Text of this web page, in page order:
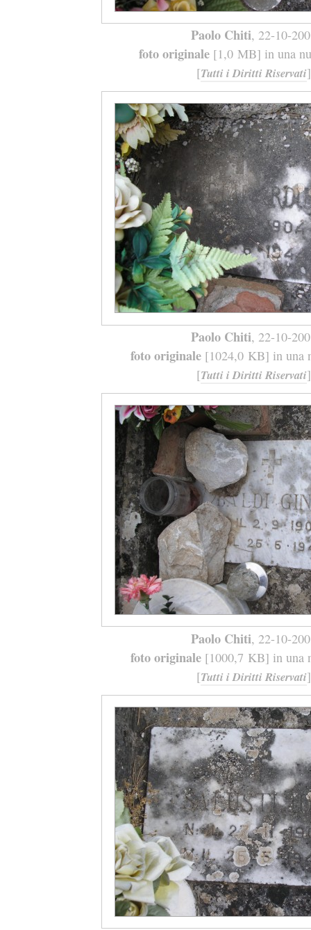
Paolo Chiti, 22-10-
foto originale[1,0 MB] in una
[Tutti i Diritti Riservati]
Paolo Chiti, 22-10-
foto originale[1024,0 KB] in una
[Tutti i Diritti Riservati]
Paolo Chiti, 22-10-
foto originale[1000,7 KB] in una
[Tutti i Diritti Riservati]